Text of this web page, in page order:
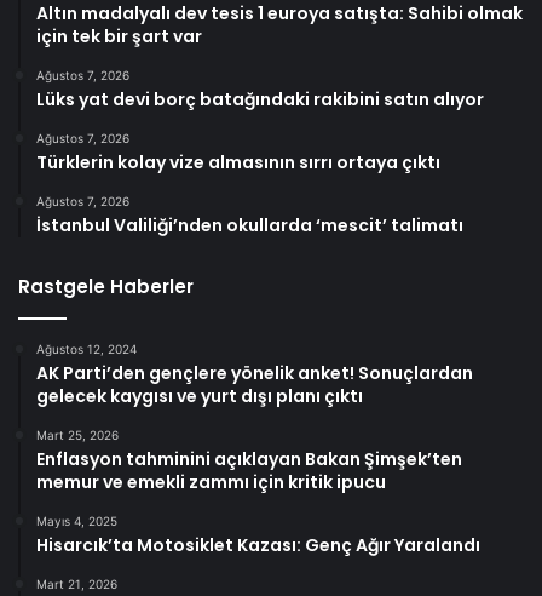
Altın madalyalı dev tesis 1 euroya satışta: Sahibi olmak
için tek bir şart var
Ağustos 7, 2026
Lüks yat devi borç batağındaki rakibini satın alıyor
Ağustos 7, 2026
Türklerin kolay vize almasının sırrı ortaya çıktı
Ağustos 7, 2026
İstanbul Valiliği’nden okullarda ‘mescit’ talimatı
Rastgele Haberler
Ağustos 12, 2024
AK Parti’den gençlere yönelik anket! Sonuçlardan
gelecek kaygısı ve yurt dışı planı çıktı
Mart 25, 2026
Enflasyon tahminini açıklayan Bakan Şimşek’ten
memur ve emekli zammı için kritik ipucu
Mayıs 4, 2025
Hisarcık’ta Motosiklet Kazası: Genç Ağır Yaralandı
Mart 21, 2026